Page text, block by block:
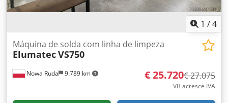
1 /4
Nowa Ruda 9.789 km
Máquina de solda com linha de limpeza
ElumatecVS750
€ 25.720€ 27.075
VB acresce IVA